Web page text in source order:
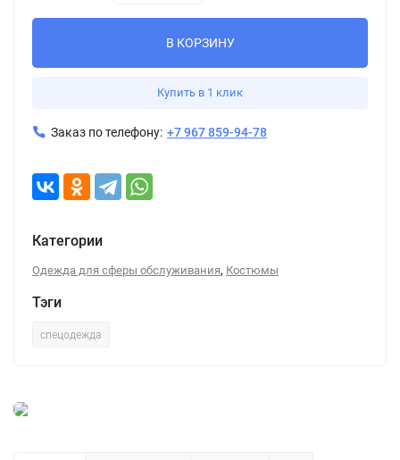
В КОРЗИНУ
Купить в 1 клик
Заказ по телефону: +7 967 859-94-78
Категории
Одежда для сферы обслуживания, Костюмы
Тэги
спецодежда